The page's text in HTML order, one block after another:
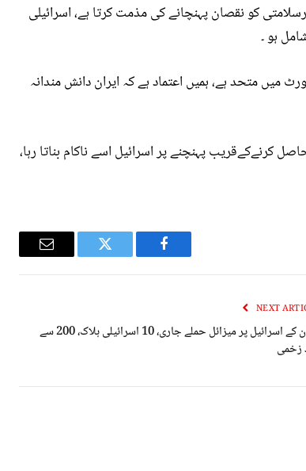
کو نقصان پہنچانے کی مذمت کرتا ہے، اسرائیلی
ہو ۔
میں متحد ہے، ہمیں اعتماد ہے کہ ایران دانش مندانہ
کرنےکےقریب پہنچنے پر اسرائیل اسے ناکام بناتا رہا،
Facebook
Twitter
Email
NEXT
ایران کے اسرائیل پر میزائل حملے جاری، 10 اسرائیلی ہلاک، 200 سے
زخمی